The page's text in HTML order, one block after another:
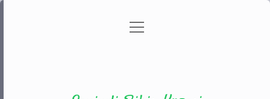
Gizlilik Politikası
menüyü